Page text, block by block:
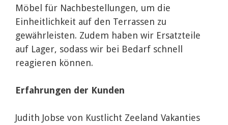
Möbel für Nachbestellungen, um die
Einheitlichkeit auf den Terrassen zu
gewährleisten. Zudem haben wir Ersatzteile
auf Lager, sodass wir bei Bedarf schnell
reagieren können.
Erfahrungen der Kunden
Judith Jobse von Kustlicht Zeeland Vakanties